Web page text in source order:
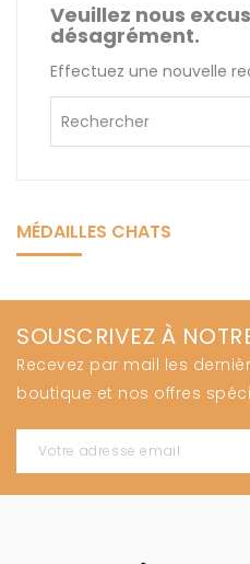
Veuillez nous
désagrément.
Effectuez une nouvelle
MÉDAILLES CHATS
SOUSCRIVEZ À
Recevez par mail les
boutique et nos offres